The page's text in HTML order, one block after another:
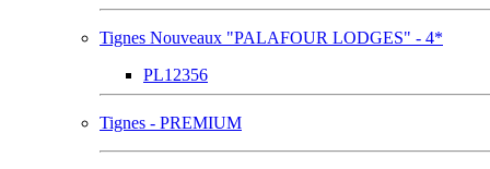
Tignes Nouveaux "PALAFOUR LODGES" - 4*
PL12356
Tignes - PREMIUM